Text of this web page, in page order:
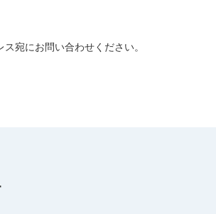
宛にお問い合わせください。